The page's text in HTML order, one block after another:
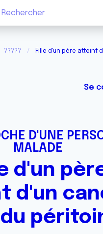
????? Fille d'un père atteint
Se
D'UNE
MALADE
d'un
d'un